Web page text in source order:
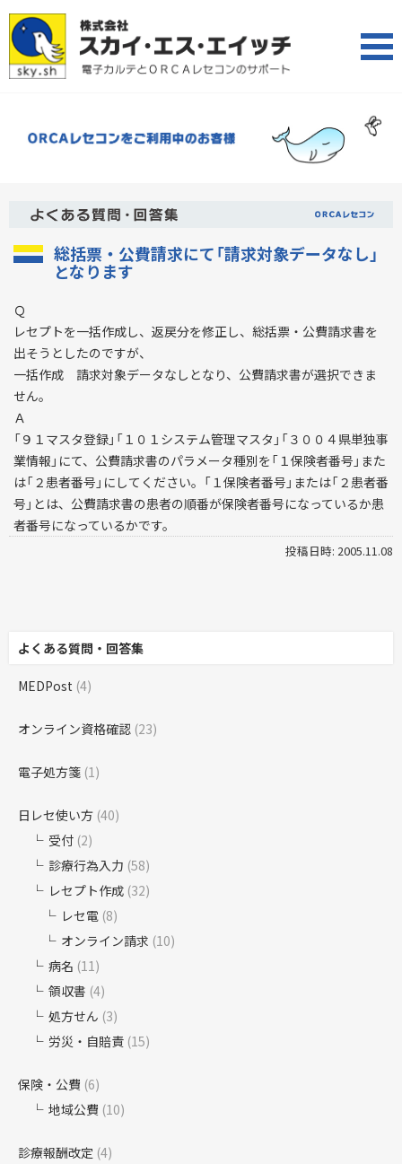
総括票・公費請求にて「請求対象データなし」
となります
Ｑ
レセプトを一括作成し、返戻分を修正し、総括票・公費請求書を
出そうとしたのですが、
一括作成 請求対象データなしとなり、公費請求書が選択できま
せん。
Ａ
「９１マスタ登録」「１０１システム管理マスタ」「３００４県単独事
業情報」にて、公費請求書のパラメータ種別を「１保険者番号」また
は「２患者番号」にしてください。「１保険者番号」または「２患者番
号」とは、公費請求書の患者の順番が保険者番号になっているか患
者番号になっているかです。
投稿日時: 2005.11.08
よくある質問・回答集
MEDPost (4)
オンライン資格確認 (23)
電子処方箋 (1)
日レセ使い方 (40)
受付 (2)
診療行為入力 (58)
レセプト作成 (32)
レセ電 (8)
オンライン請求 (10)
病名 (11)
領収書 (4)
処方せん (3)
労災・自賠責 (15)
保険・公費 (6)
地域公費 (10)
診療報酬改定 (4)